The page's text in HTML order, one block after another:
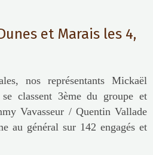
et Marais les 4,
nos représentants Mickaël
classent 3ème du groupe et
Vavasseur / Quentin Vallade
au général sur 142 engagés et